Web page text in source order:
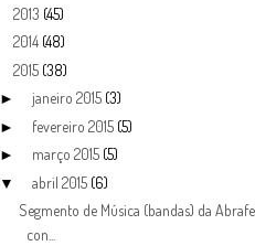
2013 (45)
2014 (48)
2015 (38)
► janeiro 2015 (3)
► fevereiro 2015 (5)
► março 2015 (5)
▼ abril 2015 (6)
Segmento de Música (bandas) da
con...